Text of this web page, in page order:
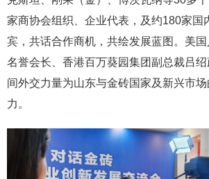
家商协会组织、企业代表，及约180家国
宾，共话合作商机，共绘发展蓝图。美
名誉会长、香港百万葵园集团副总裁吕
间外交力量为山东与金砖国家及新兴市
力。